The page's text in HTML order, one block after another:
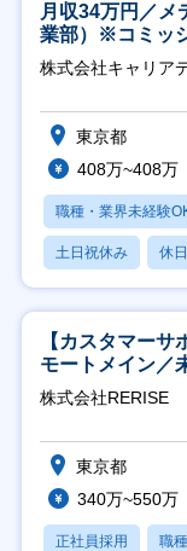
月収34万円／メ
業部）※コミッ
※4年目以降無
株式会社キャリア
東京都
408万~408万
職種・業界未経験
土日祝休み 休
産休・育休あり
【カスタマーサ
モートメイン／
万～／年間休日
株式会社RERISE
東京都
340万~550万
正社員採用 職